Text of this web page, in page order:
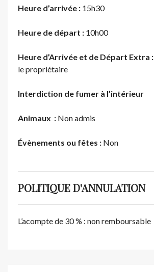
Heure d’arrivée : 15h30
Heure de départ : 10h00
Heure d’Arrivée et de Départ Extra :
le propriétaire
Interdiction de fumer à l’intérieur
Animaux : Non admis
Évènements ou fêtes : Non
POLITIQUE D'ANNULATION
L’acompte de 30 % : non remboursable